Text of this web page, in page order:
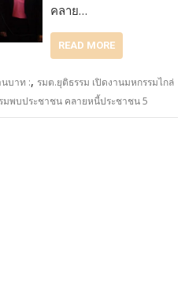
คลาย…
READ MORE
นบาท :, รมต.ยุติธรรม เปิดงานมหกรรมไกล่
มพบประชาชน คลายหนี้ประชาชน 5